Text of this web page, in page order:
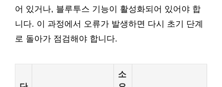
어 있거나, 블루투스 기능이 활성화되어 있어야 합
니다. 이 과정에서 오류가 발생하면 다시 초기 단계
로 돌아가 점검해야 합니다.
소